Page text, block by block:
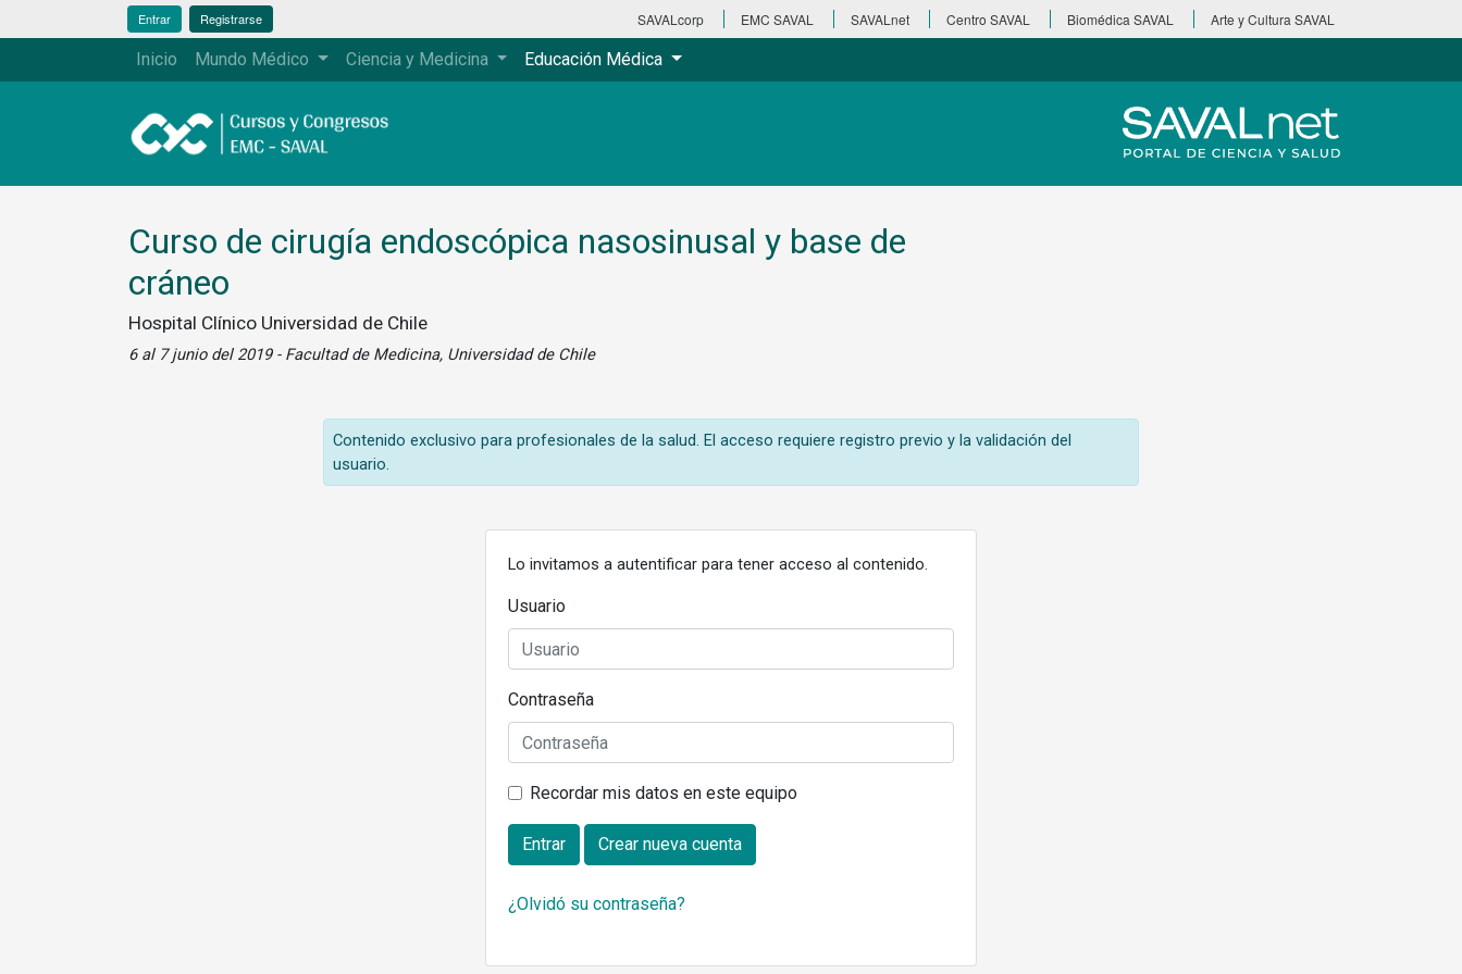
Entrar Registrarse SAVALcorp EMC SAVAL SAVALnet Centro SAVAL Biomédica SAVAL Arte y Cultura SAVAL
Inicio Mundo Médico Ciencia y Medicina Educación Médica
Curso de cirugía endoscópica nasosinusal y base de
cráneo
Hospital Clínico Universidad de Chile
6 al 7 junio del 2019 - Facultad de Medicina, Universidad de Chile
Contenido exclusivo para profesionales de la salud. El acceso requiere registro previo y la validación del
usuario.
Lo invitamos a autentificar para tener acceso al contenido.
Usuario
Contraseña
Recordar mis datos en este equipo
Entrar Crear nueva cuenta
¿Olvidó su contraseña?